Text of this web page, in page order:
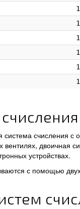
счисления с
двоичная
устройствах.
с помощью